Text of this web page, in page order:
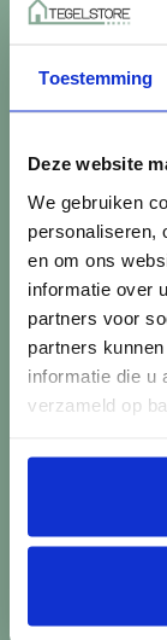
Toestemming
Deze website
We gebruiken
personaliseren,
en om ons
informatie over
partners voor
partners
informatie die u
verzameld op